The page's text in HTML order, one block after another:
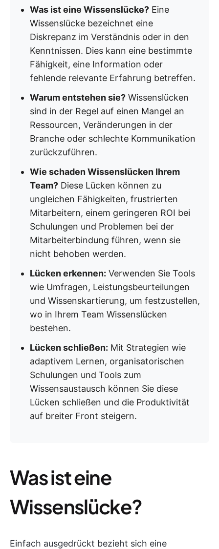
Was ist eine Wissenslücke? Eine
Wissenslücke bezeichnet eine
Diskrepanz im Verständnis oder in den
Kenntnissen. Dies kann eine bestimmte
Fähigkeit, eine Information oder
fehlende relevante Erfahrung betreffen.
Warum entstehen sie? Wissenslücken
sind in der Regel auf einen Mangel an
Ressourcen, Veränderungen in der
Branche oder schlechte Kommunikation
zurückzuführen.
Wie schaden Wissenslücken Ihrem
Team? Diese Lücken können zu
ungleichen Fähigkeiten, frustrierten
Mitarbeitern, einem geringeren ROI bei
Schulungen und Problemen bei der
Mitarbeiterbindung führen, wenn sie
nicht behoben werden.
Lücken erkennen: Verwenden Sie Tools
wie Umfragen, Leistungsbeurteilungen
und Wissenskartierung, um festzustellen,
wo in Ihrem Team Wissenslücken
bestehen.
Lücken schließen: Mit Strategien wie
adaptivem Lernen, organisatorischen
Schulungen und Tools zum
Wissensaustausch können Sie diese
Lücken schließen und die Produktivität
auf breiter Front steigern.
Was ist eine
Wissenslücke?
Einfach ausgedrückt bezieht sich eine